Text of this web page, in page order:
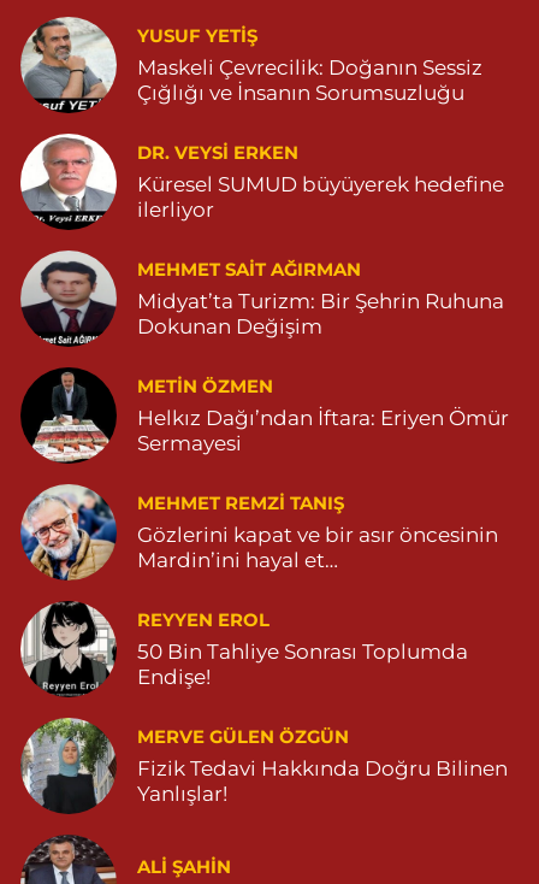
0 (482) 212 53 04 Yol Tarifi Al
Özdemir Eczanesi
YENİ MAHALLE 3086 SOKAK NO:4 3 04825413121
0 (482) 541 31 21 Yol Tarifi Al
YUSUF YETİŞ
Maskeli Çevrecilik: Doğanın Sessiz
Çığlığı ve İnsanın Sorumsuzluğu
DR. VEYSI ERKEN
Küresel SUMUD büyüyerek hedefine
ilerliyor
MEHMET SAIT AĞIRMAN
Midyat’ta Turizm: Bir Şehrin Ruhuna
Dokunan Değişim
METIN ÖZMEN
Helkız Dağı’ndan İftara: Eriyen Ömür
Sermayesi
MEHMET REMZI TANIŞ
Gözlerini kapat ve bir asır öncesinin
Mardin’ini hayal et…
REYYEN EROL
50 Bin Tahliye Sonrası Toplumda
Endişe!
MERVE GÜLEN ÖZGÜN
Fizik Tedavi Hakkında Doğru Bilinen
Yanlışlar!
ALI ŞAHİN